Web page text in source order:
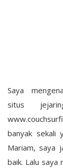
Saya
situs
banyak sekali
Mariam, saya
baik. Lalu saya